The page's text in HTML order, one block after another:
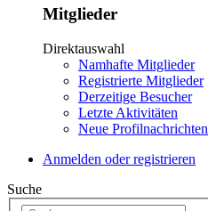
Mitglieder
Direktauswahl
Namhafte Mitglieder
Registrierte Mitglieder
Derzeitige Besucher
Letzte Aktivitäten
Neue Profilnachrichten
Anmelden oder registrieren
Suche